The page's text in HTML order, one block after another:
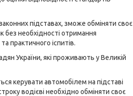
підставах, зможе обміняти своє
без необхідності отримання
практичного іспитів.
України, які проживають у Великій
керувати автомобілем на підставі
водієві необхідно обміняти своє